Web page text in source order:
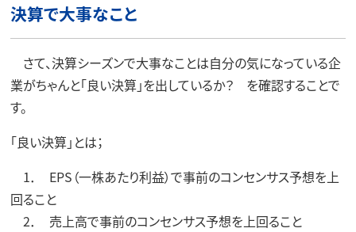
決算で大事なこと
さて、決算シーズンで大事なことは自分の気になっている企
業がちゃんと「良い決算」を出しているか？ を確認することで
す。
「良い決算」とは；
1． EPS（一株あたり利益）で事前のコンセンサス予想を上
回ること
2． 売上高で事前のコンセンサス予想を上回ること